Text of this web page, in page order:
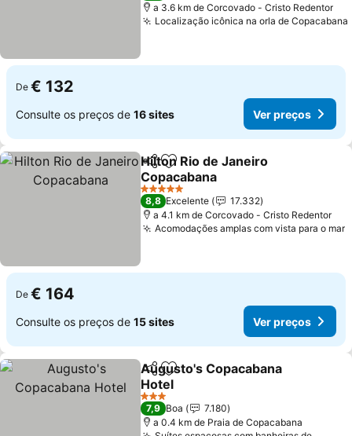
a 3.6 km de Corcovado - Cristo Redentor
Localização icônica na orla de Copacabana
De € 132
Consulte os preços de 16 sites Ver preços
PartilharAdicionar aos favoritos
Hilton Rio de Janeiro
Copacabana
5 Estrelas
8,8 Excelente
17.332
a 4.1 km de Corcovado - Cristo Redentor
Acomodações amplas com vista para o mar
De € 164
Consulte os preços de 15 sites Ver preços
PartilharAdicionar aos favoritos
Augusto's Copacabana
Hotel
3 Estrelas
7,9 Boa
7.180
a 0.4 km de Praia de Copacabana